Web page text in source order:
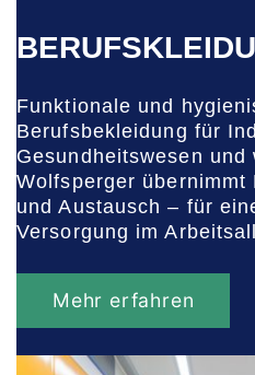
Funktionale und
Berufsbekleidung für
Gesundheitswesen und
Wolfsperger
und Austausch – für
Versorgung im
Mehr erfahren